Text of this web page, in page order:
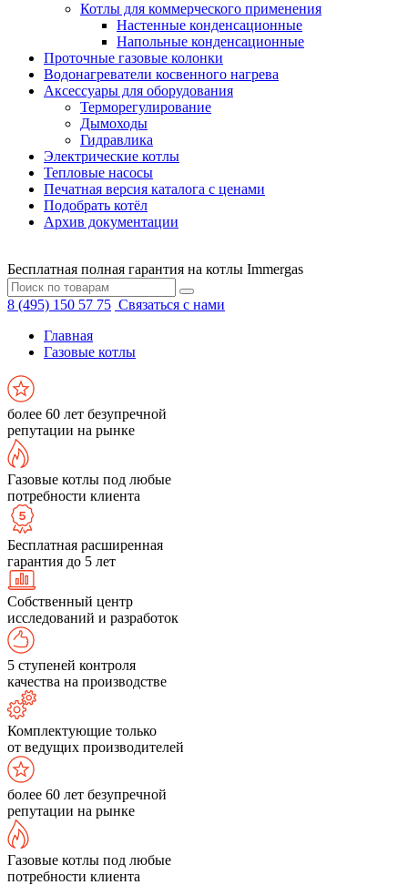
Котлы для коммерческого применения
Настенные конденсационные
Напольные конденсационные
Проточные газовые колонки
Водонагреватели косвенного нагрева
Аксессуары для оборудования
Терморегулирование
Дымоходы
Гидравлика
Электрические котлы
Тепловые насосы
Печатная версия каталога с ценами
Подобрать котёл
Архив документации
Бесплатная полная гарантия на котлы Immergas
8 (495) 150 57 75 Связаться с нами
Главная
Газовые котлы
более 60 лет безупречной
репутации на рынке
Газовые котлы под любые
потребности клиента
Бесплатная расширенная
гарантия до 5 лет
Собственный центр
исследований и разработок
5 ступеней контроля
качества на производстве
Комплектующие только
от ведущих производителей
более 60 лет безупречной
репутации на рынке
Газовые котлы под любые
потребности клиента